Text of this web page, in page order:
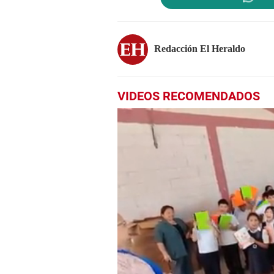
Redacción El Heraldo
VIDEOS RECOMENDADOS